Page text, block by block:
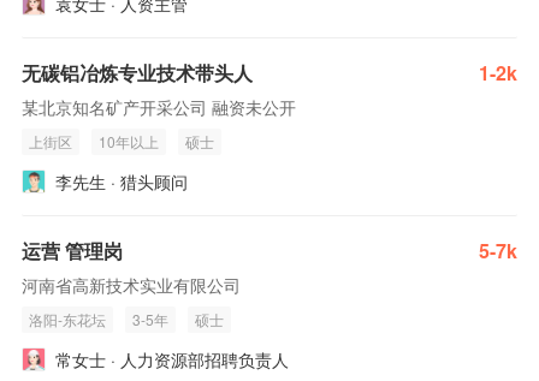
无碳铝冶炼专业技术带头人 1-2k
某北京知名矿产开采公司 融资未公开
上街区 10年以上 硕士
李先生 · 猎头顾问
运营 管理岗 5-7k
河南省高新技术实业有限公司
洛阳-东花坛 3-5年 硕士
常女士 · 人力资源部招聘负责人